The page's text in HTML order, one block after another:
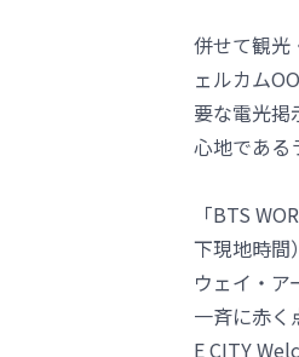
併せて観光
ェルカム
要な電光掲
心地である
「BTS
下現地時間
ウェイ・
一斉に赤く
E CITY